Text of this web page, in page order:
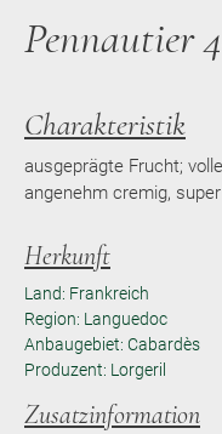
Pennautier
Charakteristik
ausgeprägte Frucht;
angenehm cremig,
Herkunft
Land: Frankreich
Region: Languedoc
Anbaugebiet: Cabardès
Produzent: Lorgeril
Zusatzinformation